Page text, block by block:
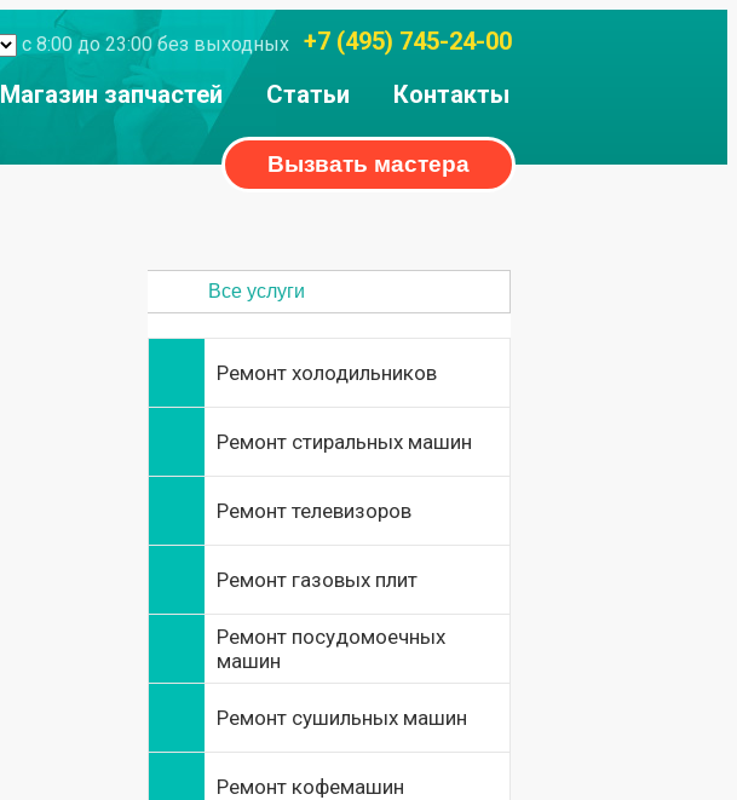
с 8:00 до 23:00 без выходных +7 (495) 745-24-00
Магазин запчастей Статьи Контакты
Вызвать мастера
Все услуги
Ремонт холодильников
Ремонт стиральных машин
Ремонт телевизоров
Ремонт газовых плит
Ремонт посудомоечных
машин
Ремонт сушильных машин
Ремонт кофемашин